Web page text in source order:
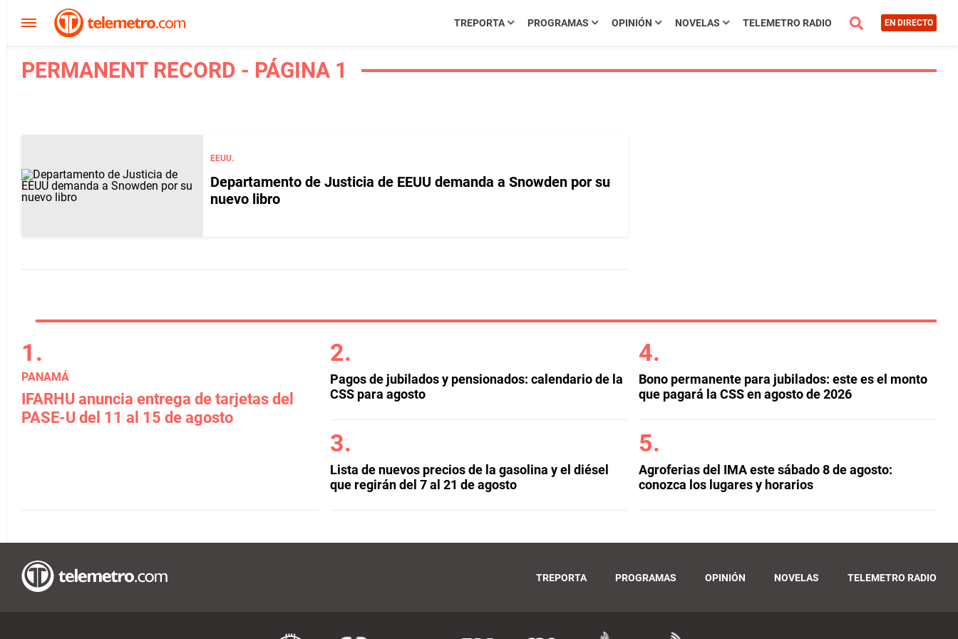
TREPORTA PROGRAMAS OPINIÓN NOVELAS TELEMETRO RADIO EN DIRECTO
PERMANENT RECORD - PÁGINA 1
EEUU.
Departamento de Justicia de EEUU demanda a Snowden por su
nuevo libro
PANAMÁ
IFARHU anuncia entrega de tarjetas del
PASE-U del 11 al 15 de agosto
Pagos de jubilados y pensionados: calendario de la
CSS para agosto
Lista de nuevos precios de la gasolina y el diésel
que regirán del 7 al 21 de agosto
Bono permanente para jubilados: este es el monto
que pagará la CSS en agosto de 2026
Agroferias del IMA este sábado 8 de agosto:
conozca los lugares y horarios
TREPORTA PROGRAMAS OPINIÓN NOVELAS TELEMETRO RADIO